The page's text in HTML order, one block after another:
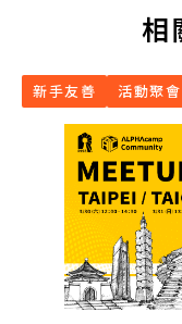
相
新手友善 活動聚會